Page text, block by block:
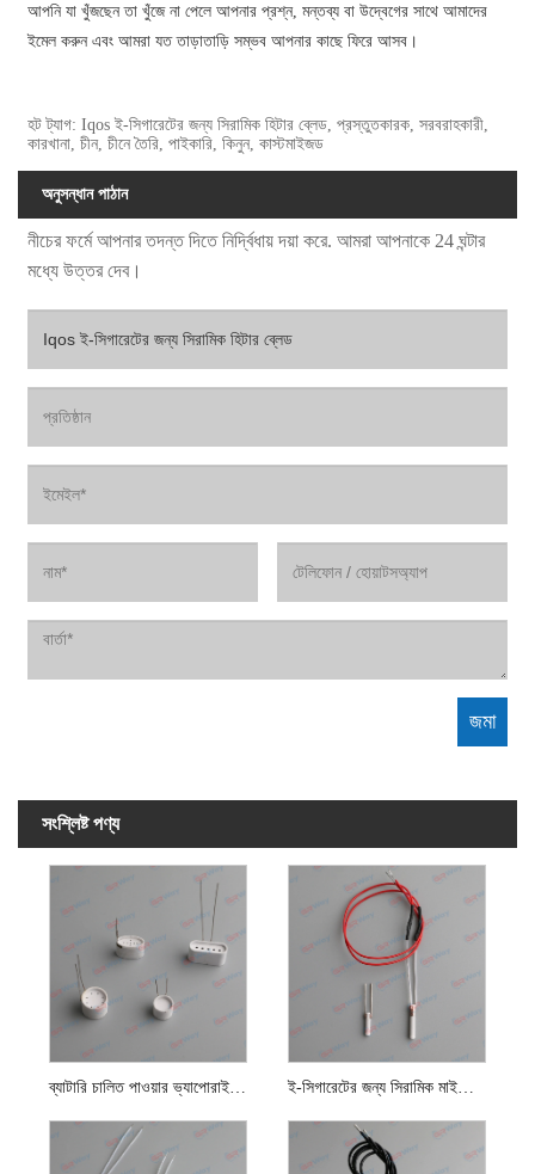
আপনি যা খুঁজছেন তা খুঁজে না পেলে আপনার প্রশ্ন, মন্তব্য বা উদ্বেগের সাথে আমাদের
ইমেল করুন এবং আমরা যত তাড়াতাড়ি সম্ভব আপনার কাছে ফিরে আসব।
হট ট্যাগ: Iqos ই-সিগারেটের জন্য সিরামিক হিটার ব্লেড, প্রস্তুতকারক, সরবরাহকারী,
কারখানা, চীন, চীনে তৈরি, পাইকারি, কিনুন, কাস্টমাইজড
অনুসন্ধান পাঠান
নীচের ফর্মে আপনার তদন্ত দিতে নির্দ্বিধায় দয়া করে. আমরা আপনাকে 24 ঘন্টার
মধ্যে উত্তর দেব।
সংশ্লিষ্ট পণ্য
ব্যাটারি চালিত পাওয়ার ভ্যাপোরাইজার সিরামিক কাপ হিটার ই-সিগারেটের জন্য সিরামিক মাইক্রো হিটার